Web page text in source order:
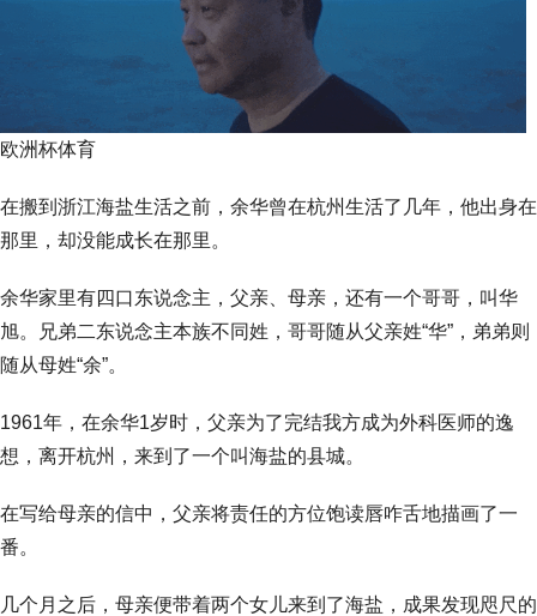
欧洲杯体育
在搬到浙江海盐生活之前，余华曾在杭州生活了几年，他出身在
那里，却没能成长在那里。
余华家里有四口东说念主，父亲、母亲，还有一个哥哥，叫华
旭。兄弟二东说念主本族不同姓，哥哥随从父亲姓“华”，弟弟则
随从母姓“余”。
1961年，在余华1岁时，父亲为了完结我方成为外科医师的逸
想，离开杭州，来到了一个叫海盐的县城。
在写给母亲的信中，父亲将责任的方位饱读唇咋舌地描画了一
番。
几个月之后，母亲便带着两个女儿来到了海盐，成果发现咫尺的